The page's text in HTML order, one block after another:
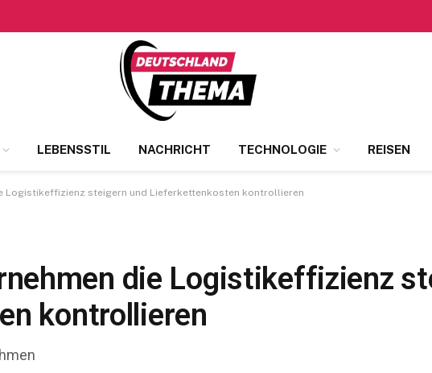
LEBENSSTIL NACHRICHT TECHNOLOGIE REISEN
Logistikeffizienz steigern und Lieferkettenkosten kontrollieren
die Logistikeffizienz
kontrollieren